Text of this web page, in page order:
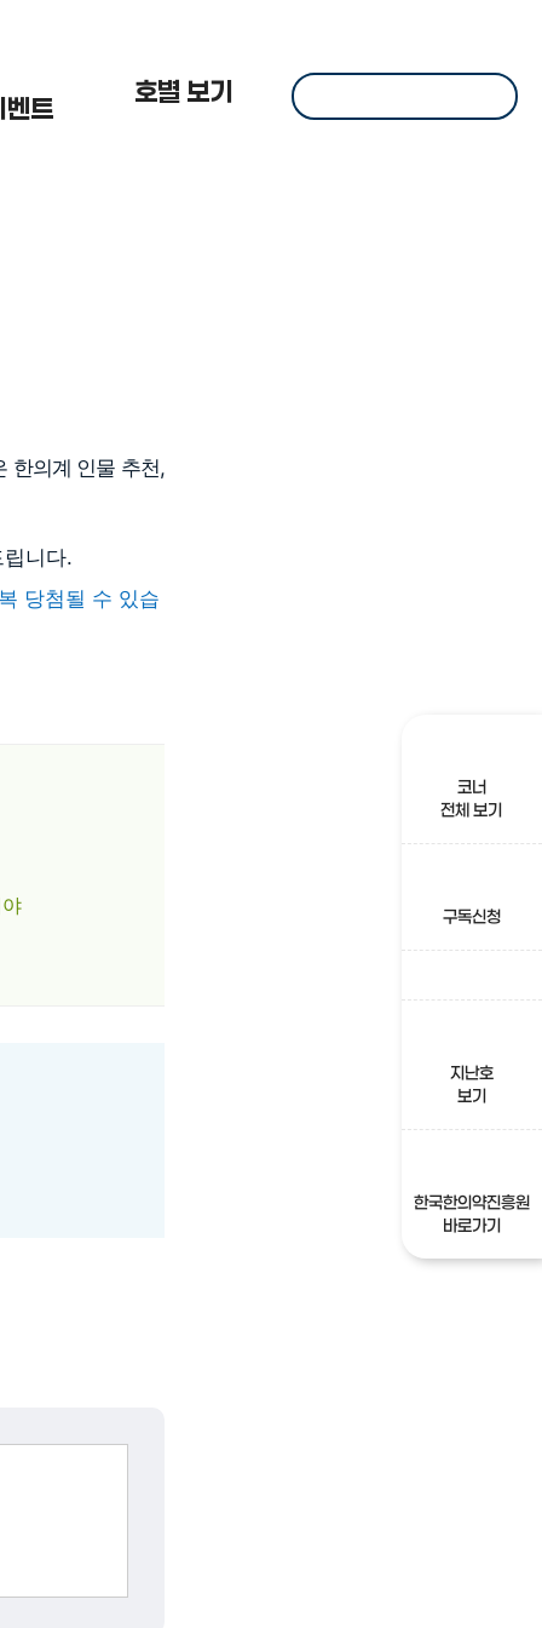
트
호별 보기
코너
전체 보기
구독신청
지난호
보기
한국한의약진흥원
바로가기
한의계 인물 추천,
립니다.
당첨될 수 있습